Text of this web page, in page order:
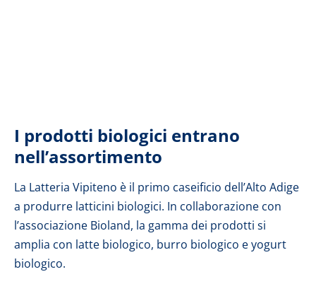
I prodotti biologici entrano
nell’assortimento
La Latteria Vipiteno è il primo caseificio dell’Alto Adige
a produrre latticini biologici. In collaborazione con
l’associazione Bioland, la gamma dei prodotti si
amplia con latte biologico, burro biologico e yogurt
biologico.